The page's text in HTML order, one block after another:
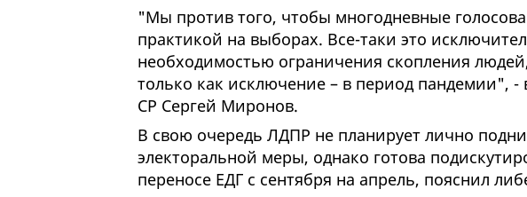
"Мы против того, чтобы многодневные
практикой на выборах. Все-таки это
необходимостью ограничения скопления
только как исключение – в период пандемии",
СР Сергей Миронов.
В свою очередь ЛДПР не планирует лично
электоральной меры, однако готова
переносе ЕДГ с сентября на апрель, пояснил